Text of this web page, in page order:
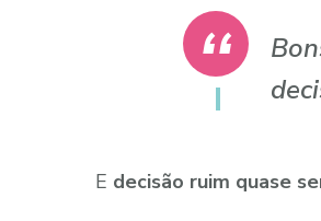
E decisão ruim quase